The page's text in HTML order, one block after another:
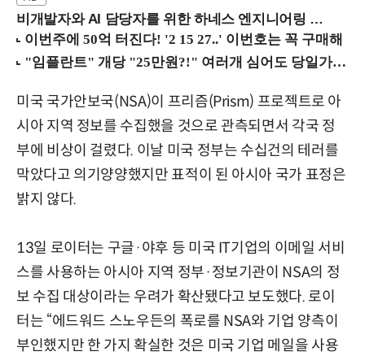
비개발자와 AI 담당자를 위한 하네스 엔지니어링 입문과정 (8/20 신논현역)
미국 국가안보국(NSA)이 프리즘(Prism) 프로젝트로 아
시아 지역 정보를 수집했을 것으로 관측되면서 각국 정
부에 비상이 걸렸다. 이날 미국 정부는 수십건의 테러를
막았다고 의기양양했지만 표적이 된 아시아 국가 표정은
밝지 않다.
13일 로이터는 구글·야후 등 미국 IT기업의 이메일 서비
스를 사용하는 아시아 지역 정부·정보기관이 NSA의 정
보 수집 대상이라는 우려가 확산됐다고 보도했다. 로이
터는 “에드워드 스노우든의 폭로를 NSA와 기업 양측이
부인했지만 한 가지 확실한 것은 미국 기업 메일을 사용